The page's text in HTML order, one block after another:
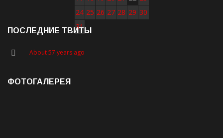
24 25 26 27 28 29 30
31
ПОСЛЕДНИЕ ТВИТЫ
About 57 years ago
ФОТОГАЛЕРЕЯ